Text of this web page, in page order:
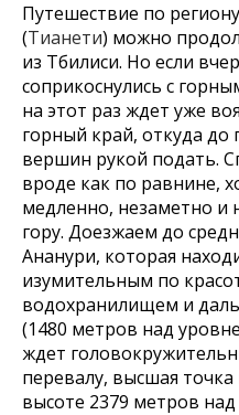
Путешествие по
(Тианети) можно
из Тбилиси. Но если
соприкоснулись с
на этот раз ждет уже
горный край, откуда
вершин рукой подать.
вроде как по равнине,
медленно, незаметно и
гору. Доезжаем до
Ананури, которая
изумительным по
водохранилищем и
(1480 метров над
ждет
перевалу, высшая
высоте 2379 метров